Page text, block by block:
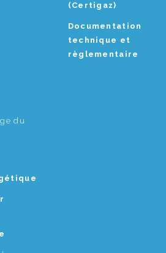
du
(Certigaz)
Documentation
technique et
règlementaire